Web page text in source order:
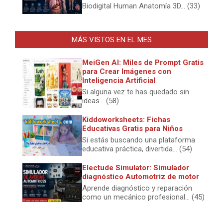
Biodigital Human Anatomía 3D... (33)
MÁS VISTOS EN EL MES
MeiGen AI: Miles de Prompt Gratis
para Crear Imágenes con
Inteligencia Artificial
Si alguna vez te has quedado sin
ideas... (58)
Kiddoworksheets: Fichas
Educativas Gratis para Niños
Si estás buscando una plataforma
educativa práctica, divertida... (54)
Electude Simulator: Simulador
diagnóstico Automotriz de motor
Aprende diagnóstico y reparación
como un mecánico profesional... (45)